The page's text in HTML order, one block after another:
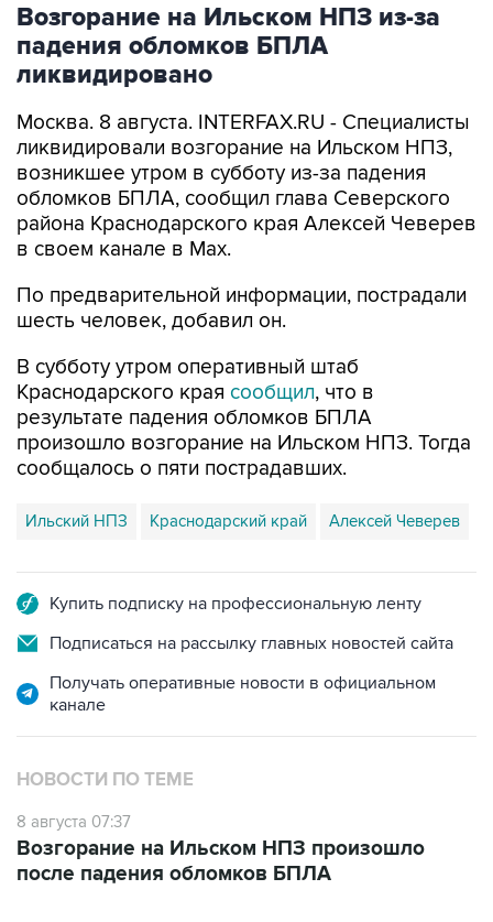
Возгорание на Ильском НПЗ из-за
падения обломков БПЛА
ликвидировано
Москва. 8 августа. INTERFAX.RU - Специалисты
ликвидировали возгорание на Ильском НПЗ,
возникшее утром в субботу из-за падения
обломков БПЛА, сообщил глава Северского
района Краснодарского края Алексей Чеверев
в своем канале в Max.
По предварительной информации, пострадали
шесть человек, добавил он.
В субботу утром оперативный штаб
Краснодарского края сообщил, что в
результате падения обломков БПЛА
произошло возгорание на Ильском НПЗ. Тогда
сообщалось о пяти пострадавших.
Ильский НПЗ Краснодарский край Алексей Чеверев
Купить подписку на профессиональную ленту
Подписаться на рассылку главных новостей сайта
Получать оперативные новости в официальном
канале
НОВОСТИ ПО ТЕМЕ
8 августа 07:37
Возгорание на Ильском НПЗ произошло
после падения обломков БПЛА